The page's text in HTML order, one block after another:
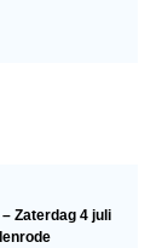
HET
Zaterdag 4 juli